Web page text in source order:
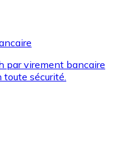
Mastercard pour acheter
par virement bancaire
sécurité.